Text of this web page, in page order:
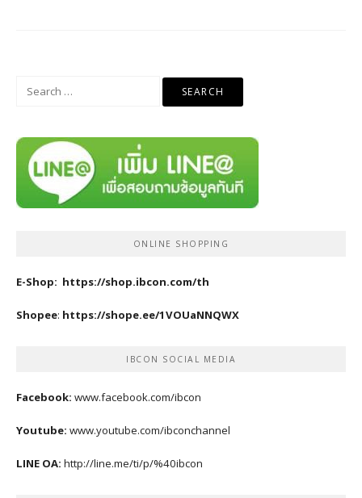
Search
ONLINE SHOPPING
E-Shop: https://shop.ibcon.com/th
Shopee: https://shope.ee/1VOUaNNQWX
IBCON SOCIAL MEDIA
Facebook: www.facebook.com/ibcon
Youtube: www.youtube.com/ibconchannel
LINE OA: http://line.me/ti/p/%40ibcon